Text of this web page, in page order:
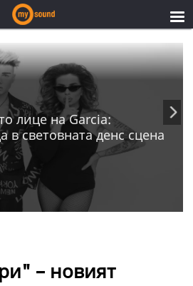
лице на Garcia:
в световната денс сцена
– новият